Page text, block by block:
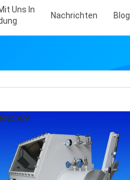
Uns In
Nachrichten Blog